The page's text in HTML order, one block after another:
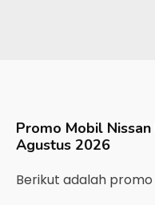
Promo Mobil Nissan
Agustus 2026
Berikut adalah